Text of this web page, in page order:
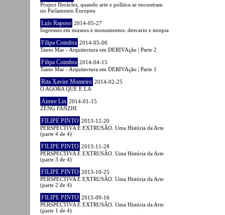
Project Herácles, quando arte e política se encontram
no Parlamento Europeu
Luís Raposo 2014-05-27
Ingressos em museus e monumentos: desvario e miopia
Filipa Coimbra 2014-05-06
Tanto Mar - Arquitectura em DERIVAção | Parte 2
Filipa Coimbra 2014-04-15
Tanto Mar - Arquitectura em DERIVAção | Parte 1
Rita Xavier Monteiro 2014-02-25
O AGORA QUE É LÁ
Aimee Lin 2014-01-15
ZENG FANZHI
FILIPE PINTO 2013-12-20
PERSPECTIVA E EXTRUSÃO. Uma História da Arte
(parte 4 de 4)
FILIPE PINTO 2013-11-28
PERSPECTIVA E EXTRUSÃO. Uma História da Arte
(parte 3 de 4)
FILIPE PINTO 2013-10-25
PERSPECTIVA E EXTRUSÃO. Uma História da Arte
(parte 2 de 4)
FILIPE PINTO 2013-09-16
PERSPECTIVA E EXTRUSÃO. Uma História da Arte
(parte 1 de 4)